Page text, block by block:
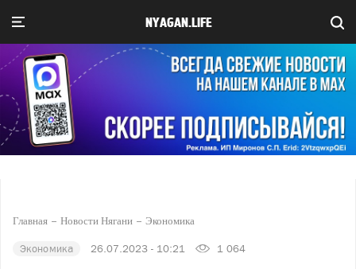
NYAGAN.LIFE
Главная Новости Нягани Экономика
Экономика 26.07.2023 - 10:21 1 064